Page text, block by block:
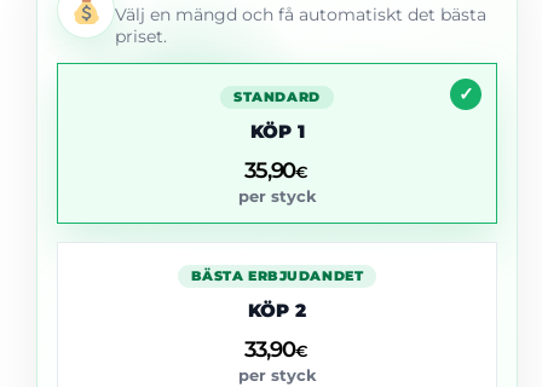
Välj en mängd och få automatiskt det bästa
priset.
STANDARD
KÖP 1
35,90€
per styck
BÄSTA ERBJUDANDET
KÖP 2
33,90€
per styck